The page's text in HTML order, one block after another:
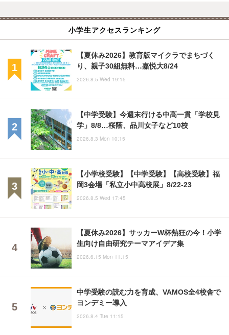
小学生アクセスランキング
【夏休み2026】教育版マイクラでまちづく
り、親子30組無料…嘉悦大8/24
2026.8.5 Wed 19:15
【中学受験】今週末行ける中高一貫「学校見
学」8/8…桜蔭、品川女子など10校
2026.8.3 Mon 10:15
【小学校受験】【中学受験】【高校受験】福
岡3会場「私立小中高校展」8/22-23
2026.8.5 Wed 17:45
【夏休み2026】サッカーW杯熱狂の今！小学
生向け自由研究テーマアイデア集
2026.6.15 Mon 11:15
中学受験の読む力を育成、VAMOS全4校舎で
ヨンデミー導入
2026.8.4 Tue 11:15